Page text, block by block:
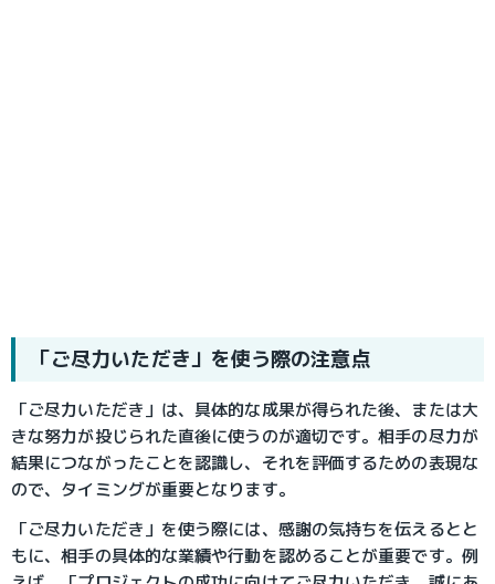
「ご尽力いただき」を使う際の注意点
「ご尽力いただき」は、具体的な成果が得られた後、または大
きな努力が投じられた直後に使うのが適切です。相手の尽力が
結果につながったことを認識し、それを評価するための表現な
ので、タイミングが重要となります。
「ご尽力いただき」を使う際には、感謝の気持ちを伝えるとと
もに、相手の具体的な業績や行動を認めることが重要です。例